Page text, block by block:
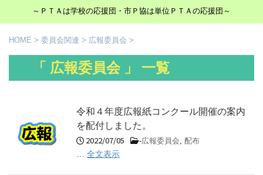
～ＰＴＡは学校の応援団・市Ｐ協は単位ＰＴＡの応援団～
HOME > 委員会関連 > 広報委員会 >
「 広報委員会 」 一覧
令和４年度広報紙コンクール開催の案内
を配付しました。
2022/07/05 -広報委員会 配布
全文表示